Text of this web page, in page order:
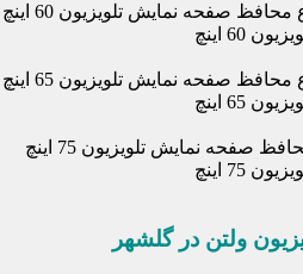
صفحه نمایش تلویزیون 60 اینچ
اینچ
صفحه نمایش تلویزیون 65 اینچ
اینچ
صفحه نمایش تلویزیون 75 اینچ
اینچ
ولتن در گلشهر